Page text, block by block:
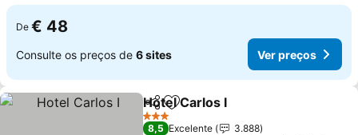
De € 48
Consulte os preços de 6 sites Ver preços
PartilharAdicionar aos favoritos
Hotel Carlos I
3 Estrelas
8,5 Excelente
3.888